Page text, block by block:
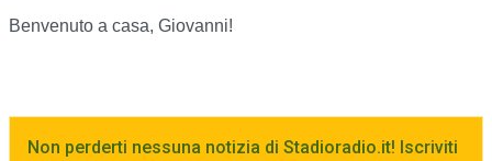
Benvenuto a casa, Giovanni!
Non perderti nessuna notizia di Stadioradio.it! Iscriviti